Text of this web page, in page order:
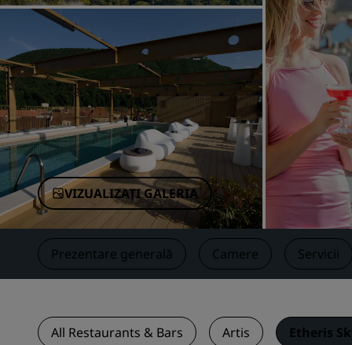
Mărci afiliate în China
VIZUALIZAȚI GALERIA
Prezentare generală Camere Servicii
All Restaurants & Bars Artis Etheris